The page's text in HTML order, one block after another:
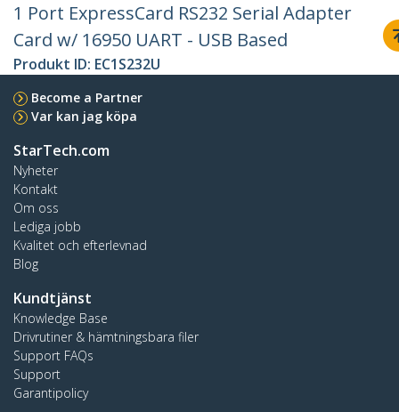
1 Port ExpressCard RS232 Serial Adapter
Card w/ 16950 UART - USB Based
Produkt ID: EC1S232U
Become a Partner
Var kan jag köpa
StarTech.com
Nyheter
Kontakt
Om oss
Lediga jobb
Kvalitet och efterlevnad
Blog
Kundtjänst
Knowledge Base
Drivrutiner & hämtningsbara filer
Support FAQs
Support
Garantipolicy